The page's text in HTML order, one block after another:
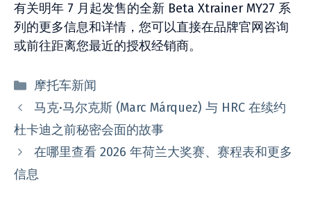
有关明年 7 月起发售的全新 Beta Xtrainer MY27 系
列的更多信息和详情，您可以直接在品牌官网咨询
或前往距离您最近的授权经销商。
分
类
摩托车新闻
马克·马尔克斯 (Marc Márquez) 与 HRC 在续约
杜卡迪之前秘密会面的故事
在哪里查看 2026 年荷兰大奖赛、赛程表和更多
信息